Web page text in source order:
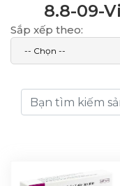
8.8-09-
Sắp xếp theo: